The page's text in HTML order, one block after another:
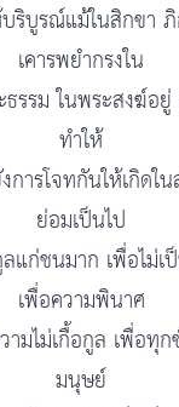
ริบูรณ์แม้ในสิกขา
เคารพยำกรงใน
รรม ในพระสงฆ์อยู่
ทำให้
ารโจทกันให้เกิดใ
ย่อมเป็นไป
ลแก่ชนมาก เพื่อไม่
เพื่อความพินาศ
มไม่เกื้อกูล เพื่อทุ
มนุษย์